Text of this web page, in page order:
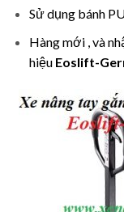
Sử dụng bánh
Hàng mới , và
hiệu Eoslift-